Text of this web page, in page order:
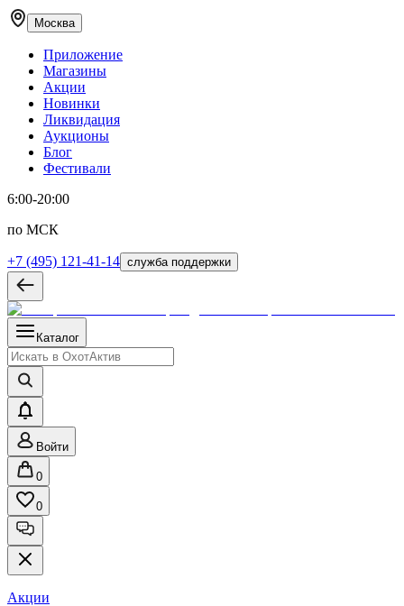
Москва
Приложение
Магазины
Акции
Новинки
Ликвидация
Аукционы
Блог
Фестивали
6:00-20:00
по МСК
+7 (495) 121-41-14 служба поддержки
Каталог
Войти
0
0
Акции